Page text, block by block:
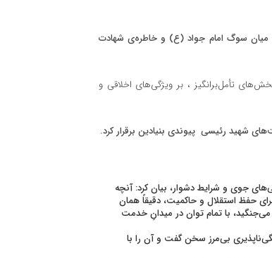
میان سوگ امام جواد (ع) و خاطره‌ی شهادت
تأمل‌برانگیز ، بر ویژگی‌های اخلاقی و
شهید رئیسی پیوندی بنیادین برقرار کرد.
جوی و شرایط دشوار، بیان کرد: آنچه
حفظ استقلال و حاکمیت، دقیقاً همان
با تمام توان در میدانِ خدمت
بی‌مرز سخن گفت و آن را با